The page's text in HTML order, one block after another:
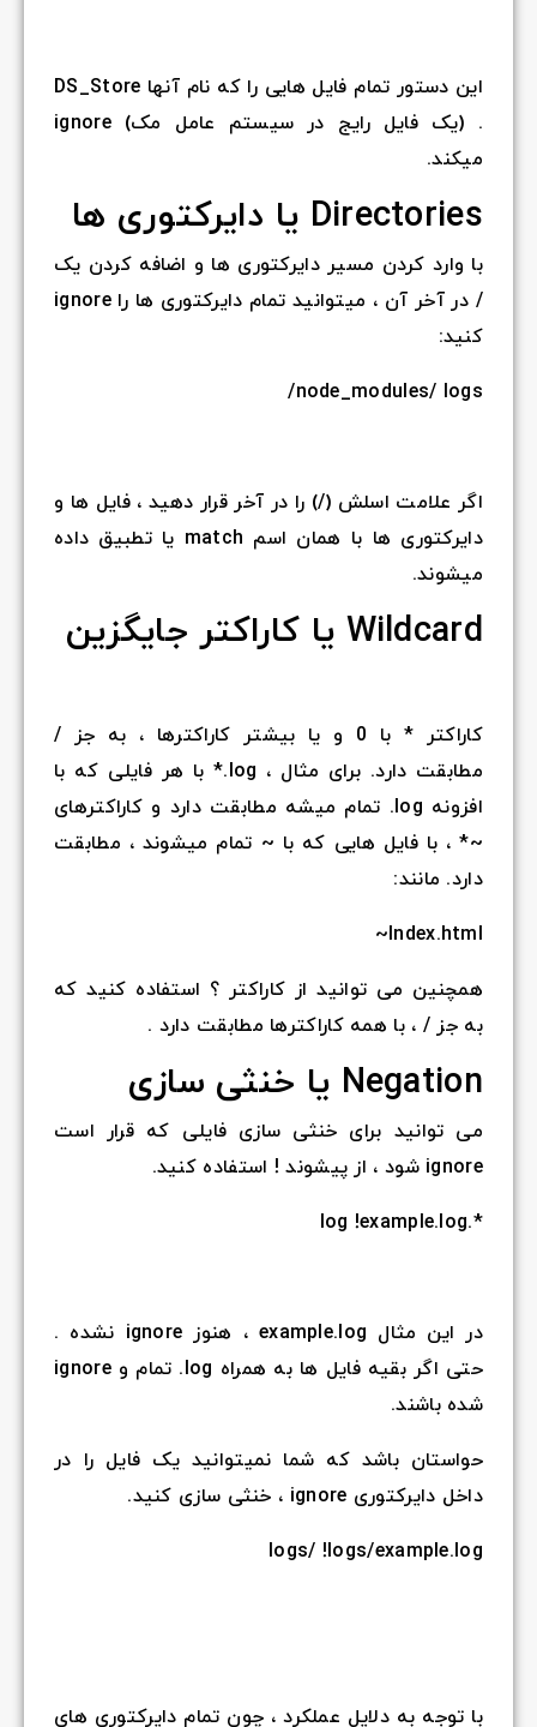
این دستور تمام فایل هایی را که نام آنها DS_Store
. (یک فایل رایج در سیستم عامل مک) ignore
میکند.
Directories یا دایرکتوری ها
با وارد کردن مسیر دایرکتوری ها و اضافه کردن یک
/ در آخر آن ، میتوانید تمام دایرکتوری ها را ignore
کنید:
node_modules/ logs/
اگر علامت اسلش (/) را در آخر قرار دهید ، فایل ها و
دایرکتوری ها با همان اسم match یا تطبیق داده
میشوند.
Wildcard یا کاراکتر جایگزین
کاراکتر * با 0 و یا بیشتر کاراکترها ، به جز /
مطابقت دارد. برای مثال ، log.* با هر فایلی که با
افزونه log. تمام میشه مطابقت دارد و کاراکترهای
~* ، با فایل هایی که با ~ تمام میشوند ، مطابقت
دارد. مانند:
Index.html~
همچنین می توانید از کاراکتر ؟ استفاده کنید که
به جز / ، با همه کاراکترها مطابقت دارد .
Negation یا خنثی سازی
می توانید برای خنثی سازی فایلی که قرار است
ignore شود ، از پیشوند ! استفاده کنید.
*.log !example.log
در این مثال example.log ، هنوز ignore نشده .
حتی اگر بقیه فایل ها به همراه log. تمام و ignore
شده باشند.
حواستان باشد که شما نمیتوانید یک فایل را در
داخل دایرکتوری ignore ، خنثی سازی کنید.
logs/ !logs/example.log
با توجه به دلایل عملکرد ، چون تمام دایرکتوری های